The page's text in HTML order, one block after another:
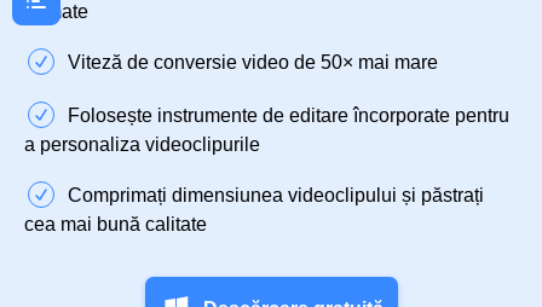
formate
Viteză de conversie video de 50× mai mare
Folosește instrumente de editare încorporate pentru
a personaliza videoclipurile
Comprimați dimensiunea videoclipului și păstrați
cea mai bună calitate